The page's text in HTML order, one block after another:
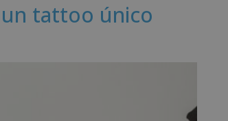
tattoo único